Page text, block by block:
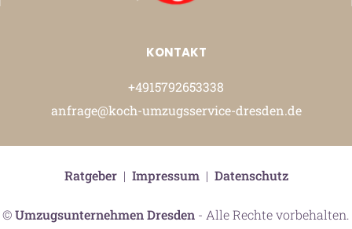
KONTAKT
+4915792653338
anfrage@koch-umzugsservice-dresden.de
©Umzugsunternehmen Dresden - Alle Rechte vorbehalten.
Ratgeber| Impressum| Datenschutz